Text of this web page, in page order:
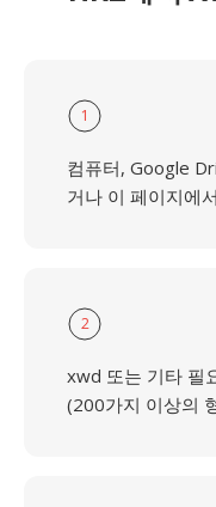
1
컴퓨터, Google
거나 이 페이지에
2
xwd 또는 기타 필
(200가지 이상의